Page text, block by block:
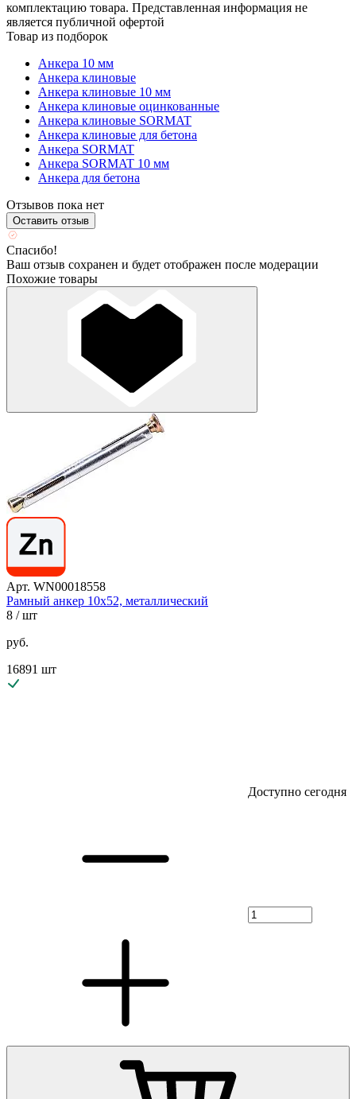
комплектацию товара. Представленная информация не
является публичной офертой
Товар из подборок
Анкера 10 мм
Анкера клиновые
Анкера клиновые 10 мм
Анкера клиновые оцинкованные
Анкера клиновые SORMAT
Анкера клиновые для бетона
Анкера SORMAT
Анкера SORMAT 10 мм
Анкера для бетона
Отзывов пока нет
Оставить отзыв
Спасибо!
Ваш отзыв сохранен и будет отображен после модерации
Похожие товары
Арт. WN00018558
Рамный анкер 10х52, металлический
8 / шт
руб.
16891 шт
Доступно сегодня